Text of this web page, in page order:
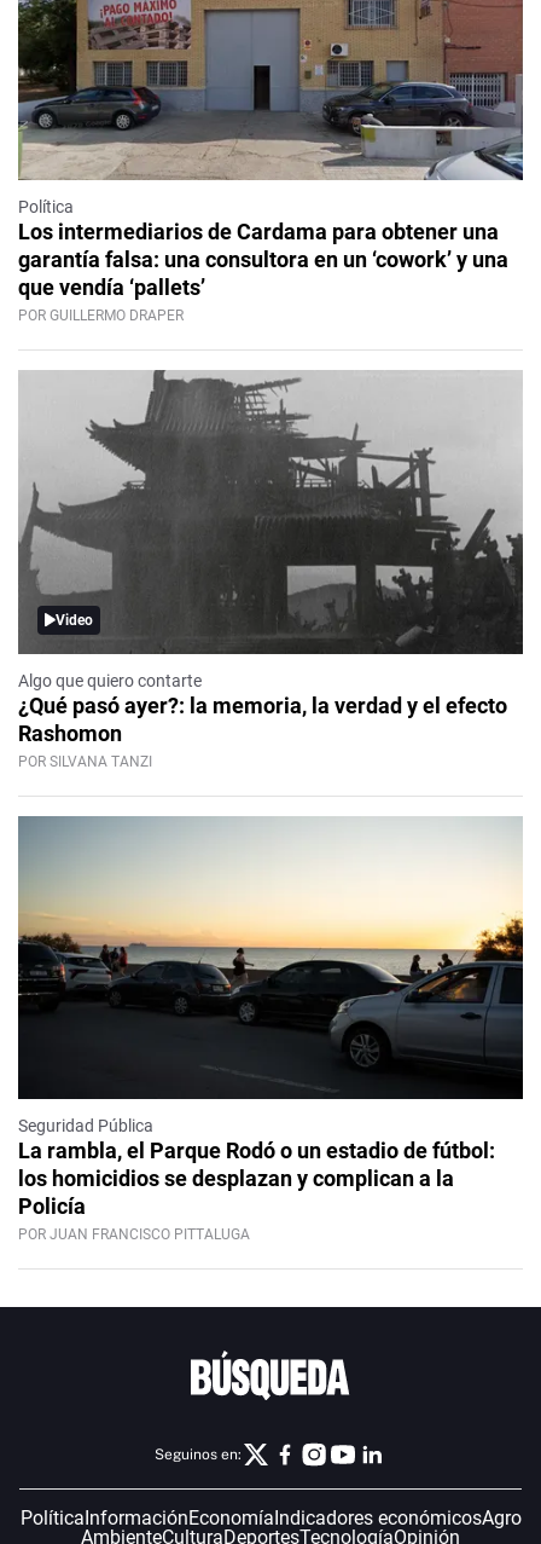
Política
Los intermediarios de Cardama para obtener una
garantía falsa: una consultora en un ‘cowork’ y una
que vendía ‘pallets’
POR GUILLERMO DRAPER
Video
Algo que quiero contarte
¿Qué pasó ayer?: la memoria, la verdad y el efecto
Rashomon
POR SILVANA TANZI
Seguridad Pública
La rambla, el Parque Rodó o un estadio de fútbol:
los homicidios se desplazan y complican a la
Policía
POR JUAN FRANCISCO PITTALUGA
Seguinos en:
Política InformaciónEconomía Indicadores económicosAgro
AmbienteCulturaDeportesTecnologíaOpinión